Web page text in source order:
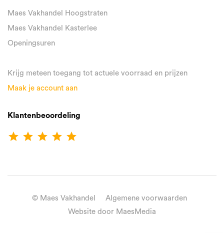
Maes Vakhandel Hoogstraten
Maes Vakhandel Kasterlee
Openingsuren
Krijg meteen toegang tot actuele voorraad en prijzen
Maak je account aan
Klantenbeoordeling
star star star star star
© Maes Vakhandel
Algemene voorwaarden
Website door MaesMedia